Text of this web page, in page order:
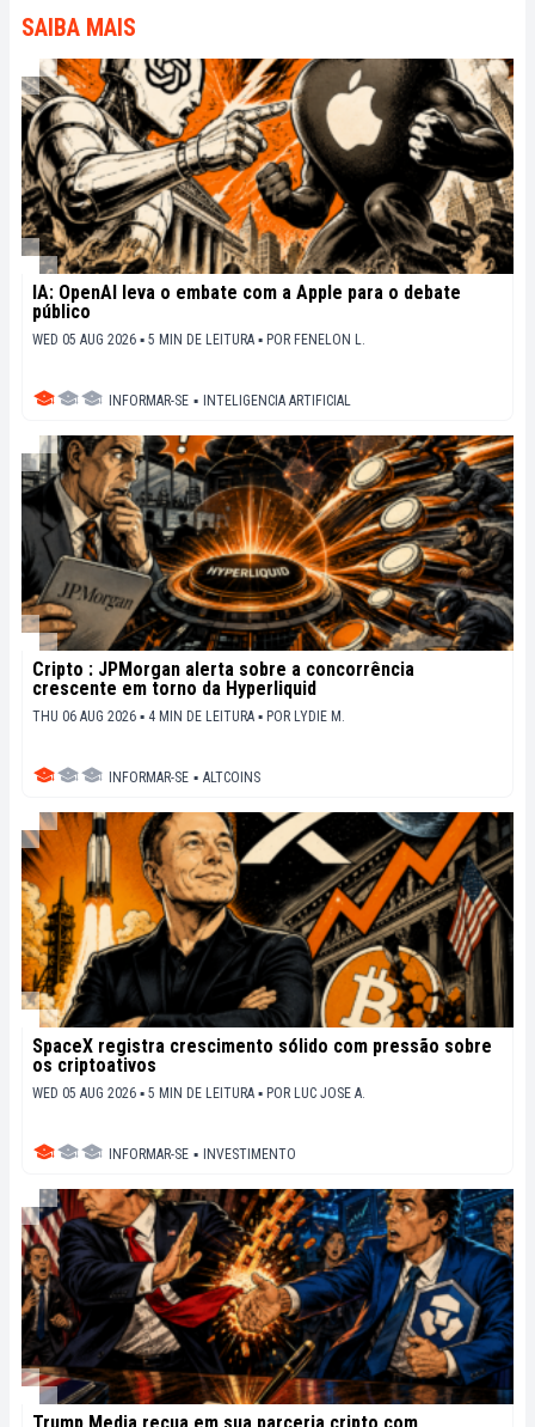
sociétaux de cette révolution en marche.
SAIBA MAIS
IA: OpenAI leva o embate com a Apple para o debate
público
WED 05 AUG 2026 ▪ 5 MIN DE LEITURA ▪ POR FENELON L.
INFORMAR-SE ▪ INTELIGENCIA ARTIFICIAL
Cripto : JPMorgan alerta sobre a concorrência
crescente em torno da Hyperliquid
THU 06 AUG 2026 ▪ 4 MIN DE LEITURA ▪ POR LYDIE M.
INFORMAR-SE ▪ ALTCOINS
SpaceX registra crescimento sólido com pressão sobre
os criptoativos
WED 05 AUG 2026 ▪ 5 MIN DE LEITURA ▪ POR LUC JOSE A.
INFORMAR-SE ▪ INVESTIMENTO
Trump Media recua em sua parceria cripto com